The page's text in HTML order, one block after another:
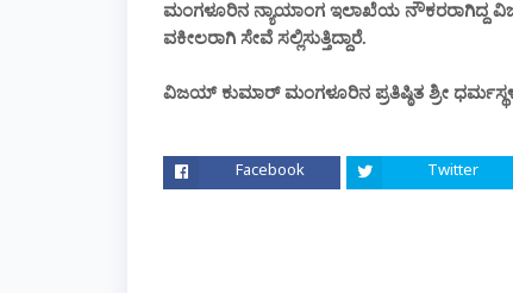
ಮಂಗಳೂರಿನ ನ್ಯಾಯಾಂಗ ಇಲಾಖೆಯ ನೌಕರರಾಗಿದ್ದ
ವಕೀಲರಾಗಿ ಸೇವೆ ಸಲ್ಲಿಸುತ್ತಿದ್ದಾರೆ.
ವಿಜಯ್ ಕುಮಾರ್ ಮಂಗಳೂರಿನ ಪ್ರತಿಷ್ಠಿತ ಶ್ರೀ
Facebook Twitter